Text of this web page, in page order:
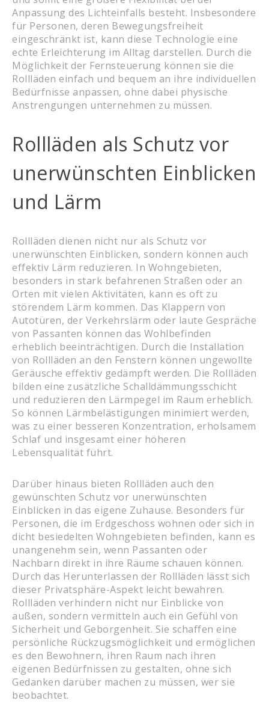
Anpassung des Lichteinfalls besteht. Insbesondere
für Personen, deren Bewegungsfreiheit
eingeschränkt ist, kann diese Technologie eine
echte Erleichterung im Alltag darstellen. Durch die
Möglichkeit der Fernsteuerung können sie die
Rollläden einfach und bequem an ihre individuellen
Bedürfnisse anpassen, ohne dabei physische
Anstrengungen unternehmen zu müssen.
Rollläden als Schutz vor
unerwünschten Einblicken
und Lärm
Rollläden dienen nicht nur als Schutz vor
unerwünschten Einblicken, sondern können auch
effektiv Lärm reduzieren. In Wohngebieten,
besonders in stark befahrenen Straßen oder an
Orten mit vielen Aktivitäten, kann es oft zu
störendem Lärm kommen. Das Klappern von
Autotüren, der Verkehrslärm oder laute Gespräche
von Passanten können das Wohlbefinden
erheblich beeinträchtigen. Durch die Installation
von Rollläden an den Fenstern können ungewollte
Geräusche effektiv gedämpft werden. Die Rollläden
bilden eine zusätzliche Schalldämmungsschicht
und reduzieren den Lärmpegel im Raum erheblich.
So können Lärmbelästigungen minimiert werden,
was zu einer besseren Konzentration, erholsamem
Schlaf und insgesamt einer höheren
Lebensqualität führt.
Darüber hinaus bieten Rollläden auch den
gewünschten Schutz vor unerwünschten
Einblicken in das eigene Zuhause. Besonders für
Personen, die im Erdgeschoss wohnen oder sich in
dicht besiedelten Wohngebieten befinden, kann es
unangenehm sein, wenn Passanten oder
Nachbarn direkt in ihre Räume schauen können.
Durch das Herunterlassen der Rollläden lässt sich
dieser Privatsphäre-Aspekt leicht bewahren.
Rollläden verhindern nicht nur Einblicke von
außen, sondern vermitteln auch ein Gefühl von
Sicherheit und Geborgenheit. Sie schaffen eine
persönliche Rückzugsmöglichkeit und ermöglichen
es den Bewohnern, ihren Raum nach ihren
eigenen Bedürfnissen zu gestalten, ohne sich
Gedanken darüber machen zu müssen, wer sie
beobachtet.